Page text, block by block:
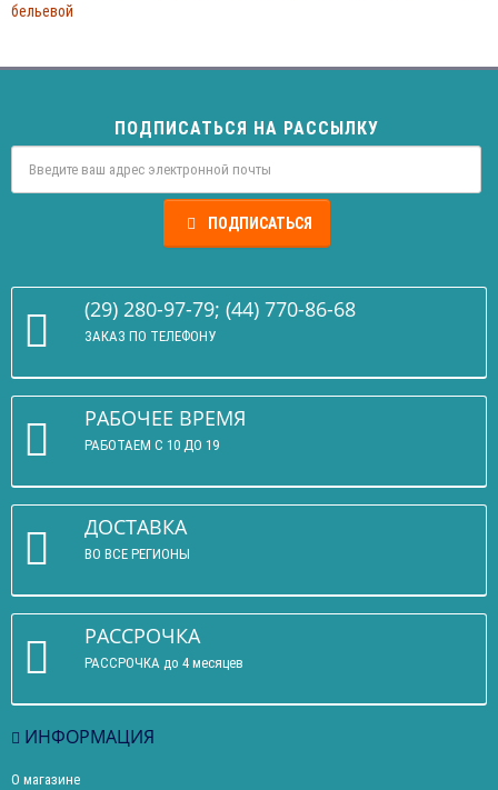
бельевой
ПОДПИСАТЬСЯ НА РАССЫЛКУ
ПОДПИСАТЬСЯ
(29) 280-97-79; (44) 770-86-68
ЗАКАЗ ПО ТЕЛЕФОНУ
РАБОЧЕЕ ВРЕМЯ
РАБОТАЕМ С 10 ДО 19
ДОСТАВКА
ВО ВСЕ РЕГИОНЫ
РАССРОЧКА
РАССРОЧКА до 4 месяцев
ИНФОРМАЦИЯ
О магазине